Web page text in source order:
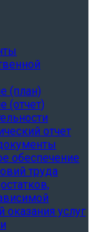
(план)
(отчет)
отчет
обеспечение
труда
оказания услуг